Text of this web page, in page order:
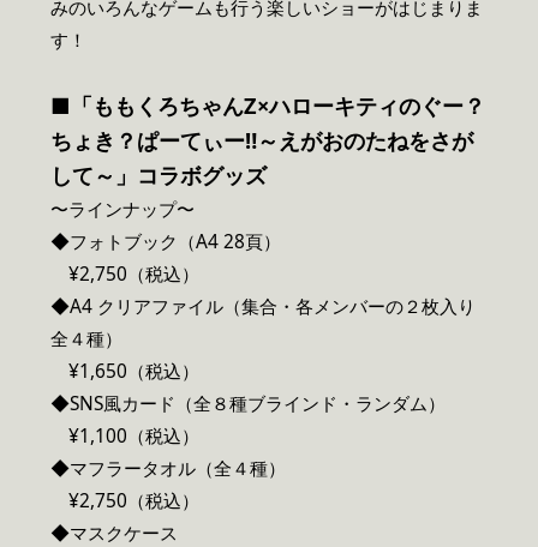
みのいろんなゲームも行う楽しいショーがはじまりま
す！
■「ももくろちゃんZ×ハローキティのぐー？
ちょき？ぱーてぃー‼～えがおのたねをさが
して～」コラボグッズ
〜ラインナップ〜
◆フォトブック（A4 28頁）
¥2,750（税込）
◆A4 クリアファイル（集合・各メンバーの２枚入り
全４種）
¥1,650（税込）
◆SNS風カード（全８種ブラインド・ランダム）
¥1,100（税込）
◆マフラータオル（全４種）
¥2,750（税込）
◆マスクケース